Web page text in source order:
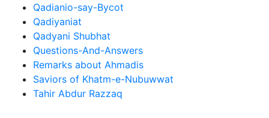
Qadianio-say-Bycot
Qadiyaniat
Qadyani Shubhat
Questions-And-Answers
Remarks about Ahmadis
Saviors of Khatm-e-Nubuwwat
Tahir Abdur Razzaq